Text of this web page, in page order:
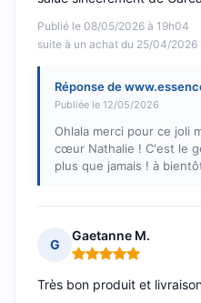
Publié le 08/05/2026 à 19h04
suite à un achat du 25/04/2026
Réponse de
Publiée le 12/05/2026
Ohlala merci pour ce joli
cœur Nathalie ! C'est le
plus que jamais ! à
G
Gaetanne M.
Note : 5 sur 5
Très bon produit et